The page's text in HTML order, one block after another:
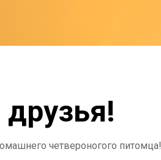
четвероногого питомца!